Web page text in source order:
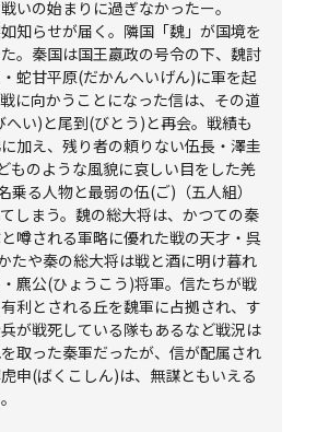
いの始まりに過ぎなかったー。
知らせが届く。隣国「魏」が国境を
。秦国は国王嬴政の号令の下、魏討
蛇甘平原(だかんへいげん)に軍を起
に向かうことになった信は、その道
へい)と尾到(びとう)と再会。戦績も
加え、残り者の頼りない伍長・澤圭
ものような風貌に哀しい目をした羌
乗る人物と最弱の伍(ご)（五人組）
しまう。魏の総大将は、かつての秦
噂される軍略に優れた戦の天才・呉
たや秦の総大将は戦と酒に明け暮れ
麃公(ひょうこう)将軍。信たちが戦
利とされる丘を魏軍に占拠され、す
が戦死している隊もあるなど戦況は
取った秦軍だったが、信が配属され
申(ばくこしん)は、無謀ともいえる